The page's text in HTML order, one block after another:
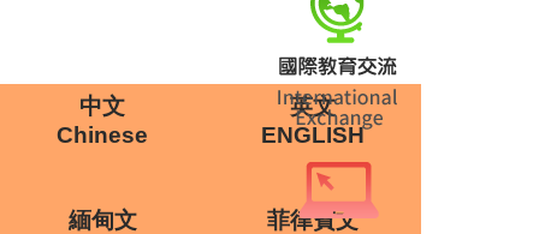
中文
Chinese
英文
ENGLISH
緬甸文
菲律賓文